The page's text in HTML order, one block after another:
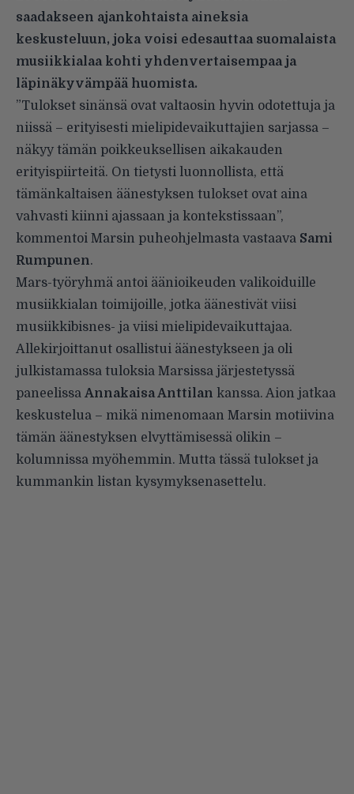
saadakseen ajankohtaista aineksia
keskusteluun, joka voisi edesauttaa suomalaista
musiikkialaa kohti yhdenvertaisempaa ja
läpinäkyvämpää huomista.
”Tulokset sinänsä ovat valtaosin hyvin odotettuja ja
niissä – erityisesti mielipidevaikuttajien sarjassa –
näkyy tämän poikkeuksellisen aikakauden
erityispiirteitä. On tietysti luonnollista, että
tämänkaltaisen äänestyksen tulokset ovat aina
vahvasti kiinni ajassaan ja kontekstissaan”,
kommentoi Marsin puheohjelmasta vastaava Sami
Rumpunen.
Mars-työryhmä antoi äänioikeuden valikoiduille
musiikkialan toimijoille, jotka äänestivät viisi
musiikkibisnes- ja viisi mielipidevaikuttajaa.
Allekirjoittanut osallistui äänestykseen ja oli
julkistamassa tuloksia Marsissa järjestetyssä
paneelissa Annakaisa Anttilan kanssa. Aion jatkaa
keskustelua – mikä nimenomaan Marsin motiivina
tämän äänestyksen elvyttämisessä olikin –
kolumnissa myöhemmin. Mutta tässä tulokset ja
kummankin listan kysymyksenasettelu.